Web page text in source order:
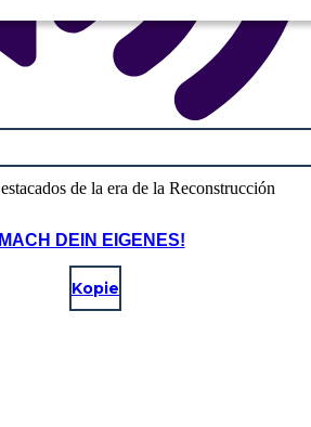
MACH DEIN EIGENES!
Kopie